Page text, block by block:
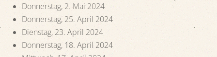
Donnerstag, 2. Mai 2024
Donnerstag, 25. April 2024
Dienstag, 23. April 2024
Donnerstag, 18. April 2024